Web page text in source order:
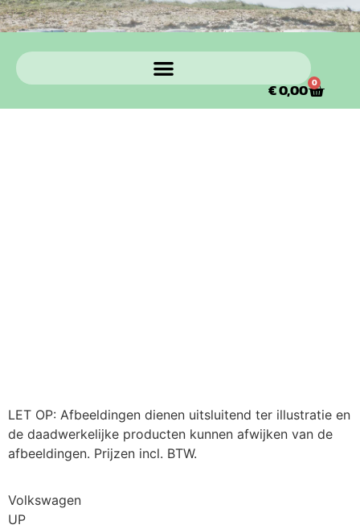
€0,00 0
LET OP: Afbeeldingen dienen uitsluitend ter illustratie en
de daadwerkelijke producten kunnen afwijken van de
afbeeldingen. Prijzen incl. BTW.
Volkswagen
UP